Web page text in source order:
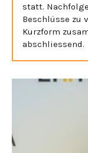
statt.
Beschlüsse zu
Kurzform
abschliessend.